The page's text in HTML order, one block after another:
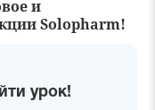
и
Solopharm!
урок!